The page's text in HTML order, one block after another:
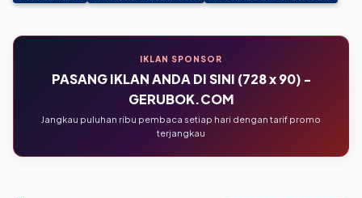
IKLAN SPONSOR
PASANG IKLAN ANDA DI SINI (728 x 90) -
GERUBOK.COM
Jangkau puluhan ribu pembaca setiap hari dengan tarif promo
terjangkau